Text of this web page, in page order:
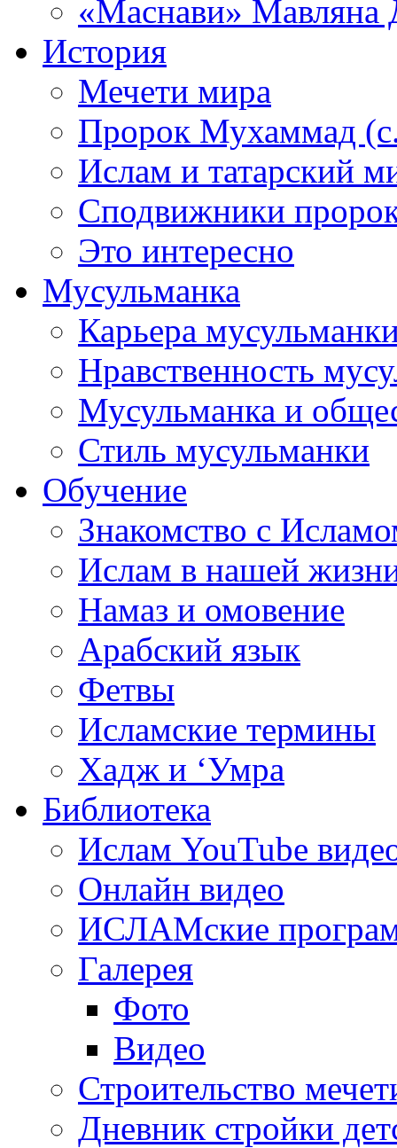
«Маснави» Мавляна
История
Мечети мира
Пророк Мухаммад
Ислам и татарский
Сподвижники
Это интересно
Мусульманка
Карьера
Нравственность
Мусульманка и
Стиль мусульманки
Обучение
Знакомство с
Ислам в нашей
Намаз и омовение
Арабский язык
Фетвы
Исламские термины
Хадж и ‘Умра
Библиотека
Ислам YouTube
Онлайн видео
ИСЛАМские
Галерея
Фото
Видео
Строительство
Дневник стройки